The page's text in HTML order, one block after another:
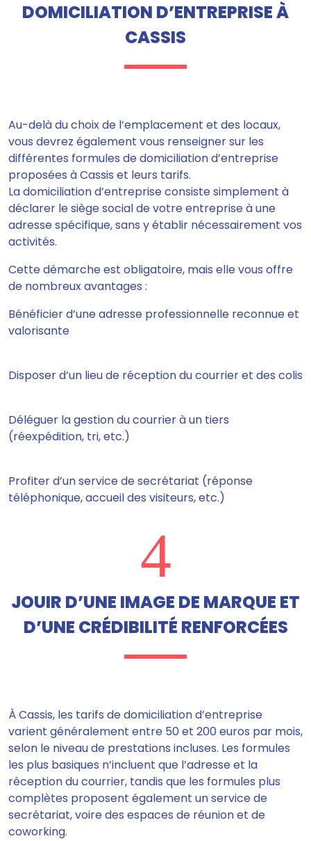
DOMICILIATION D’ENTREPRISE À
CASSIS
Au-delà du choix de l’emplacement et des locaux,
vous devrez également vous renseigner sur les
différentes formules de domiciliation d’entreprise
proposées à Cassis et leurs tarifs.
La domiciliation d’entreprise consiste simplement à
déclarer le siège social de votre entreprise à une
adresse spécifique, sans y établir nécessairement vos
activités.
Cette démarche est obligatoire, mais elle vous offre
de nombreux avantages :
Bénéficier d’une adresse professionnelle reconnue et
valorisante
Disposer d’un lieu de réception du courrier et des colis
Déléguer la gestion du courrier à un tiers
(réexpédition, tri, etc.)
Profiter d’un service de secrétariat (réponse
téléphonique, accueil des visiteurs, etc.)
4
JOUIR D’UNE IMAGE DE MARQUE ET
D’UNE CRÉDIBILITÉ RENFORCÉES
À Cassis, les tarifs de domiciliation d’entreprise
varient généralement entre 50 et 200 euros par mois,
selon le niveau de prestations incluses. Les formules
les plus basiques n’incluent que l’adresse et la
réception du courrier, tandis que les formules plus
complètes proposent également un service de
secrétariat, voire des espaces de réunion et de
coworking.